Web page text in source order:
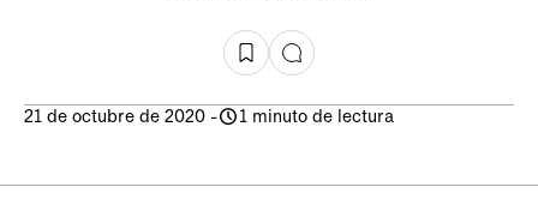
21 de octubre de 2020 - 1 minuto de lectura